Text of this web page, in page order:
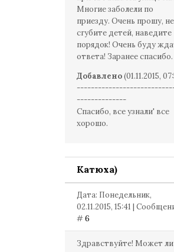
Многие заболели по
приезду. Очень прошу, не
сгубите детей, наведите
порядок! Очень буду
ответа! Заранее спасибо.
Добавлено(01.11.2015,
--------------
Спасибо, все узнали' все
хорошо.
Катюха)
Дата: Понедельник,
02.11.2015, 15:41 |
#6
Здравствуйте! Может ли